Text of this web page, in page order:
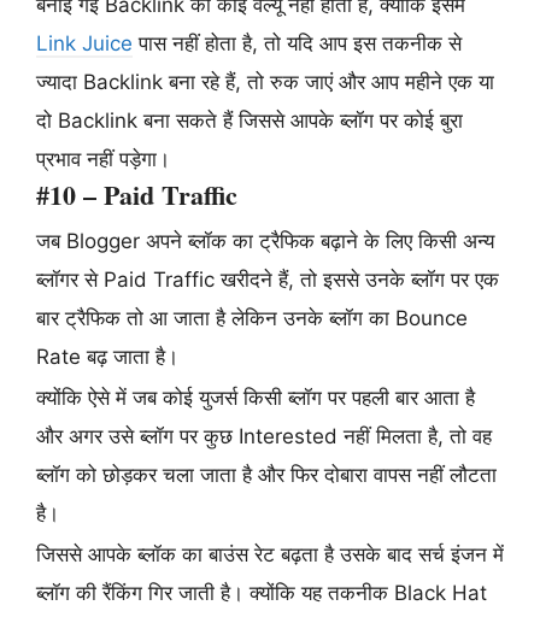
Link Juice पास नहीं होता है, तो यदि आप इस तकनीक से
ज्यादा Backlink बना रहे हैं, तो रुक जाएं और आप महीने एक या
दो Backlink बना सकते हैं जिससे आपके ब्लॉग पर कोई बुरा
प्रभाव नहीं पड़ेगा।
#10 – Paid Traffic
जब Blogger अपने ब्लॉक का ट्रैफिक बढ़ाने के लिए किसी अन्य
ब्लॉगर से Paid Traffic खरीदने हैं, तो इससे उनके ब्लॉग पर एक
बार ट्रैफिक तो आ जाता है लेकिन उनके ब्लॉग का Bounce
Rate बढ़ जाता है।
क्योंकि ऐसे में जब कोई युजर्स किसी ब्लॉग पर पहली बार आता है
और अगर उसे ब्लॉग पर कुछ Interested नहीं मिलता है, तो वह
ब्लॉग को छोड़कर चला जाता है और फिर दोबारा वापस नहीं लौटता
है।
जिससे आपके ब्लॉक का बाउंस रेट बढ़ता है उसके बाद सर्च इंजन में
ब्लॉग की रैंकिंग गिर जाती है। क्योंकि यह तकनीक Black Hat